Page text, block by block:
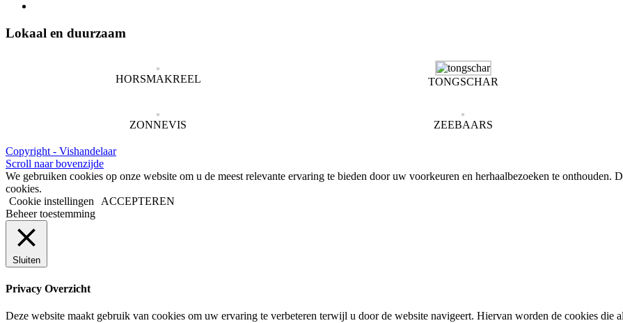
Lokaal en duurzaam
HORSMAKREEL TONGSCHAR
ZONNEVIS ZEEBAARS
Copyright - Vishandelaar
Scroll naar bovenzijde
We gebruiken cookies op onze website om u de meest relevante ervaring te bieden door uw voorkeuren en herhaalbezoeken te
cookies.
Cookie instellingen
ACCEPTEREN
Beheer toestemming
Sluiten
Privacy Overzicht
Deze website maakt gebruik van cookies om uw ervaring te verbeteren terwijl u door de website navigeert. Hiervan worden de cookies die